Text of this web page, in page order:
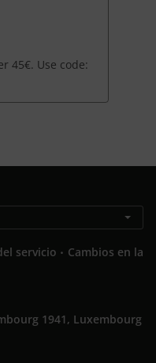
45€. Use code:
servicio . Cambios en la
1941, Luxembourg